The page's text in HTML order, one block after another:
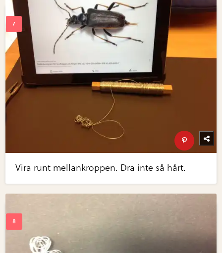
Vira runt mellankroppen. Dra inte så hårt.